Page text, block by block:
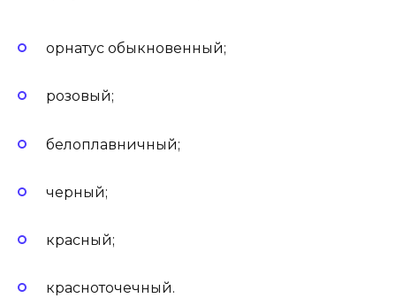
орнатус обыкновенный;
розовый;
белоплавничный;
черный;
красный;
красноточечный.